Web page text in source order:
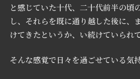
と感じていた十代、二十代前半の頃
し、それらを既に通り越した後に、
けてきたというか、い続けていられ
そんな感覚で日々を過ごせている気